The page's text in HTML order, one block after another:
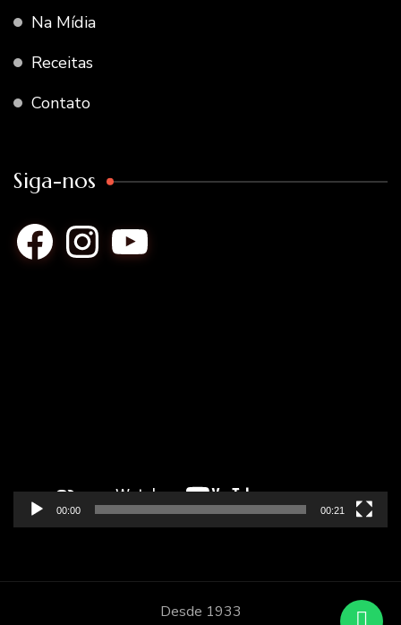
Na Mídia
Receitas
Contato
Siga-nos
FacebookInstagramYouTube
00:00 00:21
Desde 1933